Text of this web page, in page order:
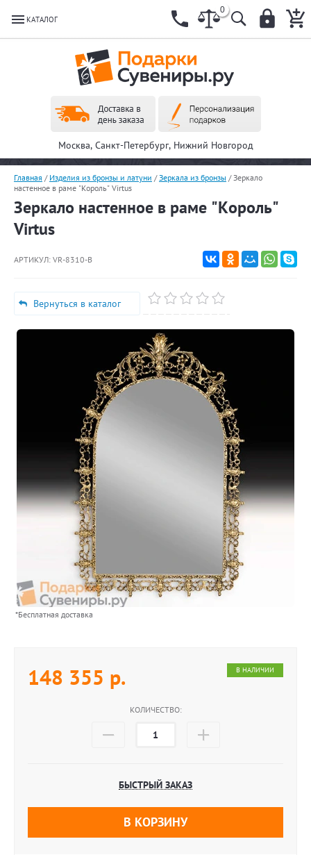
КАТАЛОГ
0
Москва, Санкт-Петербург, Нижний Новгород
Главная / Изделия из бронзы и латуни /Зеркала из бронзы /Зеркало
настенное в раме "Король" Virtus
Зеркало настенное в раме "Король"
Virtus
АРТИКУЛ: VR-8310-B
Вернуться в каталог
*Бесплатная доставка
148 355 р. В НАЛИЧИИ
КОЛИЧЕСТВО:
БЫСТРЫЙ ЗАКАЗ
В КОРЗИНУ